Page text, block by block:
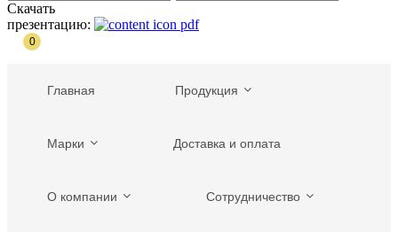
Скачать
презентацию:
0
Главная Продукция
Марки Доставка и оплата
О компании Сотрудничество